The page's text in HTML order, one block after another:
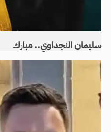
سليمان النجداوي.. مبارك